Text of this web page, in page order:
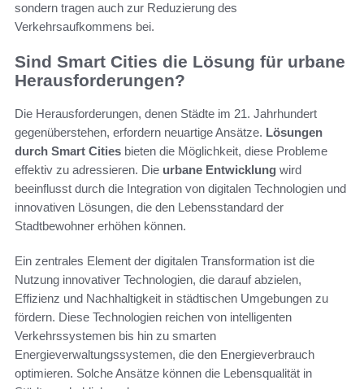
sondern tragen auch zur Reduzierung des
Verkehrsaufkommens bei.
Sind Smart Cities die Lösung für urbane
Herausforderungen?
Die Herausforderungen, denen Städte im 21. Jahrhundert
gegenüberstehen, erfordern neuartige Ansätze. Lösungen
durch Smart Cities bieten die Möglichkeit, diese Probleme
effektiv zu adressieren. Die urbane Entwicklung wird
beeinflusst durch die Integration von digitalen Technologien und
innovativen Lösungen, die den Lebensstandard der
Stadtbewohner erhöhen können.
Ein zentrales Element der digitalen Transformation ist die
Nutzung innovativer Technologien, die darauf abzielen,
Effizienz und Nachhaltigkeit in städtischen Umgebungen zu
fördern. Diese Technologien reichen von intelligenten
Verkehrssystemen bis hin zu smarten
Energieverwaltungssystemen, die den Energieverbrauch
optimieren. Solche Ansätze können die Lebensqualität in